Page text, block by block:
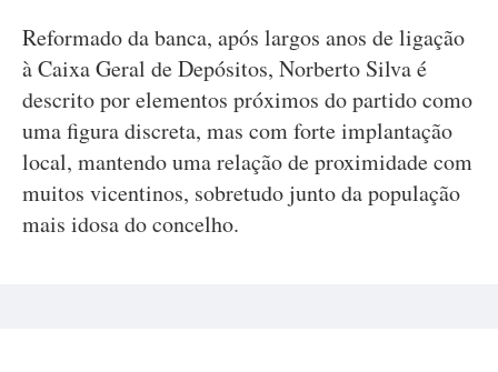
Reformado da banca, após largos anos de ligação
à Caixa Geral de Depósitos, Norberto Silva é
descrito por elementos próximos do partido como
uma figura discreta, mas com forte implantação
local, mantendo uma relação de proximidade com
muitos vicentinos, sobretudo junto da população
mais idosa do concelho.